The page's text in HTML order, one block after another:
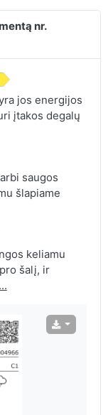
nr.
jos energijos
įtakos degalų
saugos
šlapiame
keliamu
šalį, ir